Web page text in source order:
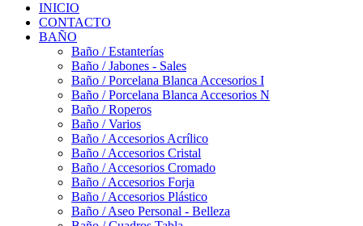
INICIO
CONTACTO
BAÑO
Baño / Estanterías
Baño / Jabones - Sales
Baño / Porcelana Blanca Accesorios I
Baño / Porcelana Blanca Accesorios N
Baño / Roperos
Baño / Varios
Baño / Accesorios Acrílico
Baño / Accesorios Cristal
Baño / Accesorios Cromado
Baño / Accesorios Forja
Baño / Accesorios Plástico
Baño / Aseo Personal - Belleza